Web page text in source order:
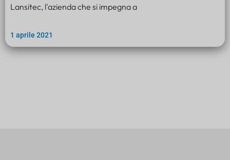
Lansitec, l'azienda che si impegna a
1 aprile 2021